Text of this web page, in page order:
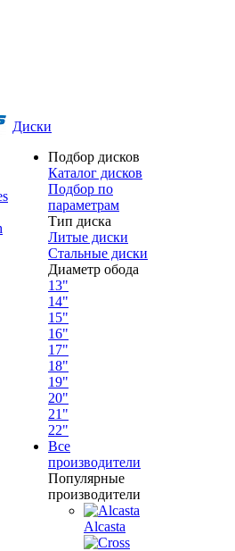
Диски
Подбор дисков
Каталог дисков
Подбор по
параметрам
Тип диска
Литые диски
Стальные диски
Диаметр обода
13"
14"
15"
16"
17"
18"
19"
20"
21"
22"
Все
производители
Популярные
производители
Alcasta